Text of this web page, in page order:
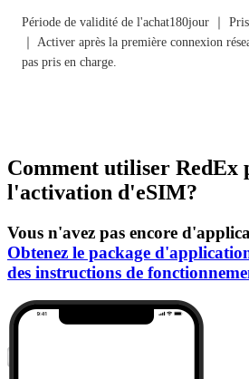
Période de validité de l'achat180jour ｜
｜ Activer après la première connexion
pas pris en charge.
Comment utiliser RedEx
l'activation d'eSIM?
Vous n'avez pas encore
Obtenez le package
des instructions de